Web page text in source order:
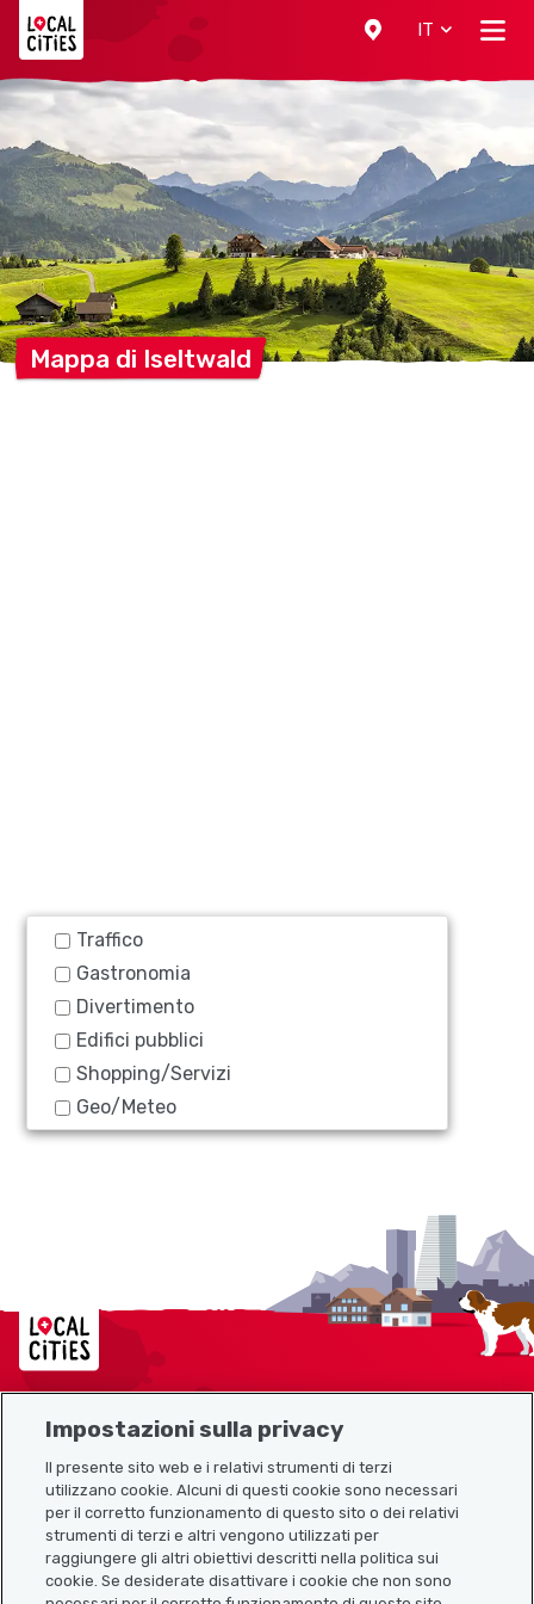
IT
Mappa di Iseltwald
Traffico
Gastronomia
Divertimento
Edifici pubblici
Shopping/Servizi
Geo/Meteo
Localcities
Link utili
Scarica l’app Localcities
Impostazioni sulla privacy
Il presente sito web e i relativi strumenti di terzi
utilizzano cookie. Alcuni di questi cookie sono necessari
per il corretto funzionamento di questo sito o dei relativi
strumenti di terzi e altri vengono utilizzati per
raggiungere gli altri obiettivi descritti nella politica sui
cookie. Se desiderate disattivare i cookie che non sono